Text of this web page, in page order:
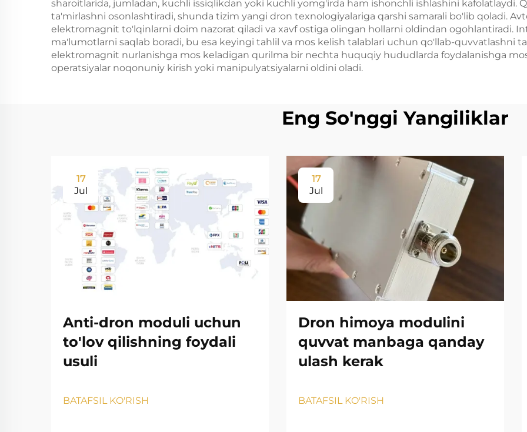
sharoitlarida, jumladan, kuchli issiqlikdan yoki kuchli yomg'irda ham ishonchli ishlashini kafolatlaydi.
ta'mirlashni osonlashtiradi, shunda tizim yangi dron texnologiyalariga qarshi samarali bo'lib qoladi.
elektromagnit to'lqinlarni doim nazorat qiladi va xavf ostiga olingan hollarni oldindan ogohlantiradi.
ma'lumotlarni saqlab boradi, bu esa keyingi tahlil va mos kelish talablari uchun qo'llab-quvvatlashni
elektromagnit nurlanishga mos keladigan qurilma bir nechta huquqiy hududlarda foydalanishga
operatsiyalar noqonuniy kirish yoki manipulyatsiyalarni oldini oladi.
Eng So'nggi Yangiliklar
17
Jul
Anti-dron moduli uchun
to'lov qilishning foydali
usuli
BATAFSIL KO'RISH
17
Jul
Dron himoya modulini
quvvat manbaga qanday
ulash kerak
BATAFSIL KO'RISH